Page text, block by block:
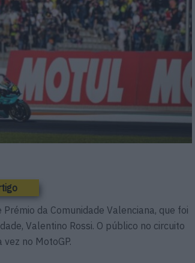
da Comunidade Valenciana, que foi
Valentino Rossi. O público no circuito
no MotoGP.